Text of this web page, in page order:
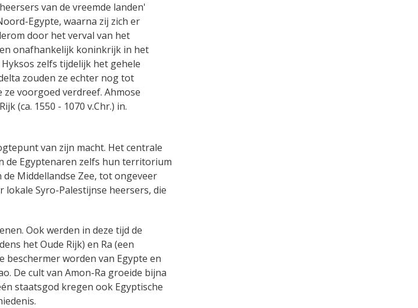
van de vreemde landen'
Egypte, waarna zij zich er
door het verval van het
onafhankelijk koninkrijk in het
zelfs tijdelijk het gehele
zouden ze echter nog tot
voorgoed verdreef. Ahmose
(ca. 1550 - 1070 v.Chr.) in.
van zijn macht. Het centrale
de Egyptenaren zelfs hun territorium
Middellandse Zee, tot ongeveer
Syro-Palestijnse heersers, die
Ook werden in deze tijd de
het Oude Rijk) en Ra (een
beschermer worden van Egypte en
De cult van Amon-Ra groeide bijna
staatsgod kregen ook Egyptische